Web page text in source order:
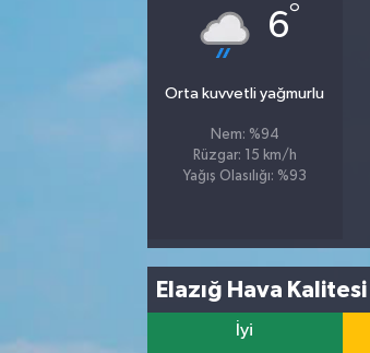
6°
Orta kuvvetli yağmurlu
Nem: %94
Rüzgar: 15 km/h
Yağış Olasılığı: %93
Elazığ Hava Kalitesi
İyi